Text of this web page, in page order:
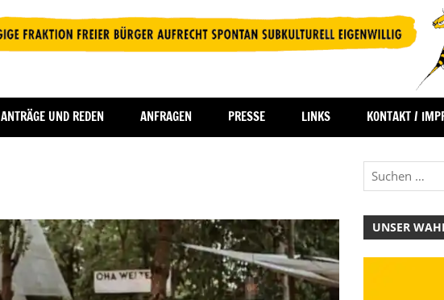
ANTRÄGE UND REDEN ANFRAGEN PRESSE LINKS KONTAKT /
UNSER